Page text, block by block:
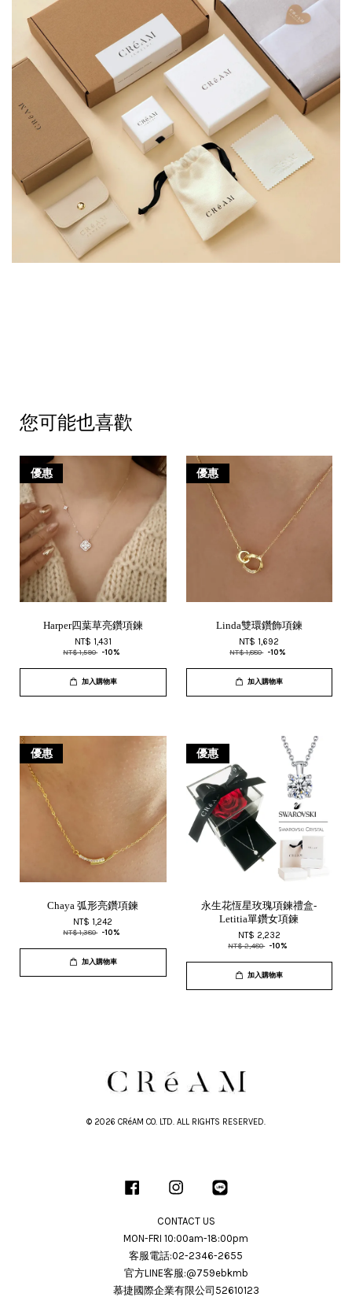
您可能也喜歡
優惠
Harper四葉草亮鑽項鍊
NT$ 1,431
NT$ 1,590 -10%
加入購物車
優惠
Linda雙環鑽飾項鍊
NT$ 1,692
NT$ 1,880 -10%
加入購物車
優惠
Chaya 弧形亮鑽項鍊
NT$ 1,242
NT$ 1,380 -10%
加入購物車
優惠
永生花恆星玫瑰項鍊禮盒-
Letitia單鑽女項鍊
NT$ 2,232
NT$ 2,480 -10%
加入購物車
© 2026 CRéAM CO. LTD. ALL RIGHTS RESERVED.
Facebook Instagram
CONTACT US
MON-FRI 10:00am-18:00pm
客服電話:02-2346-2655
官方LINE客服:@759ebkmb
慕捷國際企業有限公司52610123